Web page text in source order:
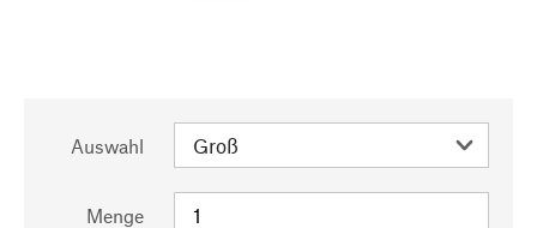
Auswahl
Menge